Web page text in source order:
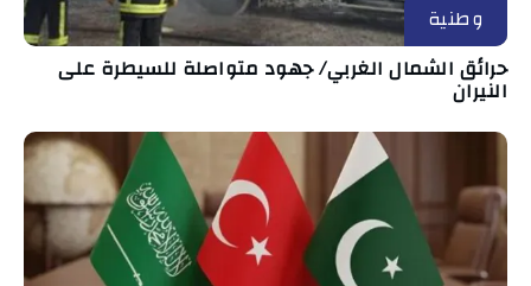
وطنية
حرائق الشمال الغربي/ جهود متواصلة للسيطرة على
النيران